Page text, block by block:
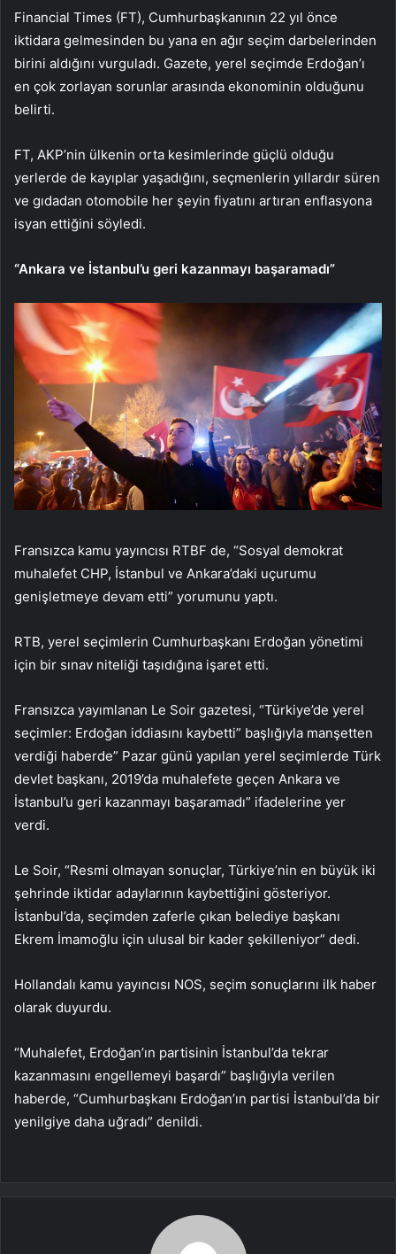
Financial Times (FT), Cumhurbaşkanının 22 yıl önce
iktidara gelmesinden bu yana en ağır seçim darbelerinden
birini aldığını vurguladı. Gazete, yerel seçimde Erdoğan’ı
en çok zorlayan sorunlar arasında ekonominin olduğunu
belirti.
FT, AKP’nin ülkenin orta kesimlerinde güçlü olduğu
yerlerde de kayıplar yaşadığını, seçmenlerin yıllardır süren
ve gıdadan otomobile her şeyin fiyatını artıran enflasyona
isyan ettiğini söyledi.
“Ankara ve İstanbul’u geri kazanmayı başaramadı”
Fransızca kamu yayıncısı RTBF de, “Sosyal demokrat
muhalefet CHP, İstanbul ve Ankara’daki uçurumu
genişletmeye devam etti” yorumunu yaptı.
RTB, yerel seçimlerin Cumhurbaşkanı Erdoğan yönetimi
için bir sınav niteliği taşıdığına işaret etti.
Fransızca yayımlanan Le Soir gazetesi, “Türkiye’de yerel
seçimler: Erdoğan iddiasını kaybetti” başlığıyla manşetten
verdiği haberde” Pazar günü yapılan yerel seçimlerde Türk
devlet başkanı, 2019’da muhalefete geçen Ankara ve
İstanbul’u geri kazanmayı başaramadı” ifadelerine yer
verdi.
Le Soir, “Resmi olmayan sonuçlar, Türkiye’nin en büyük iki
şehrinde iktidar adaylarının kaybettiğini gösteriyor.
İstanbul’da, seçimden zaferle çıkan belediye başkanı
Ekrem İmamoğlu için ulusal bir kader şekilleniyor” dedi.
Hollandalı kamu yayıncısı NOS, seçim sonuçlarını ilk haber
olarak duyurdu.
“Muhalefet, Erdoğan’ın partisinin İstanbul’da tekrar
kazanmasını engellemeyi başardı” başlığıyla verilen
haberde, “Cumhurbaşkanı Erdoğan’ın partisi İstanbul’da bir
yenilgiye daha uğradı” denildi.